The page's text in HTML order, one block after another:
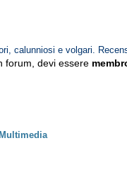
calunniosi e volgari.
forum, devi essere
Multimedia